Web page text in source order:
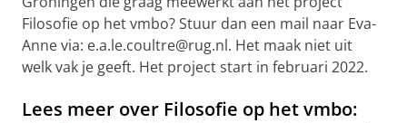
Filosofie op het vmbo? Stuur dan een mail naar Eva-
Anne via: e.a.le.coultre@rug.nl. Het maak niet uit
welk vak je geeft. Het project start in februari 2022.
Lees meer over Filosofie op het vmbo: